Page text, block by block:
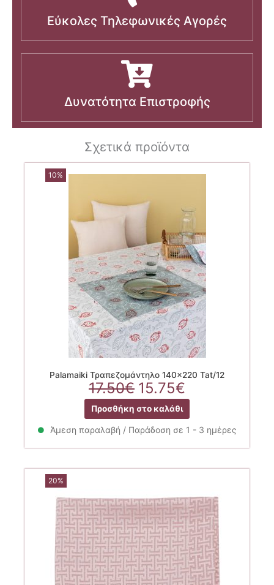
Εύκολες Τηλεφωνικές Αγορές
Δυνατότητα Επιστροφής
Σχετικά προϊόντα
10%
Palamaiki Τραπεζομάντηλο 140×220 Tat/12
17.50€ Original
price
was:
17.50€.
15.75€
τρέχουσα
τιμή
είναι:
15.75€.
Προσθήκη στο καλάθι
Άμεση παραλαβή / Παράδοση σε 1 - 3 ημέρες
20%